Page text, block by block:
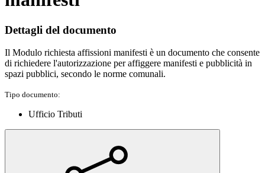
Dettagli del documento
Il Modulo richiesta affissioni manifesti è un documento che consente
di richiedere l'autorizzazione per affiggere manifesti e pubblicità in
spazi pubblici, secondo le norme comunali.
Tipo documento:
Ufficio Tributi